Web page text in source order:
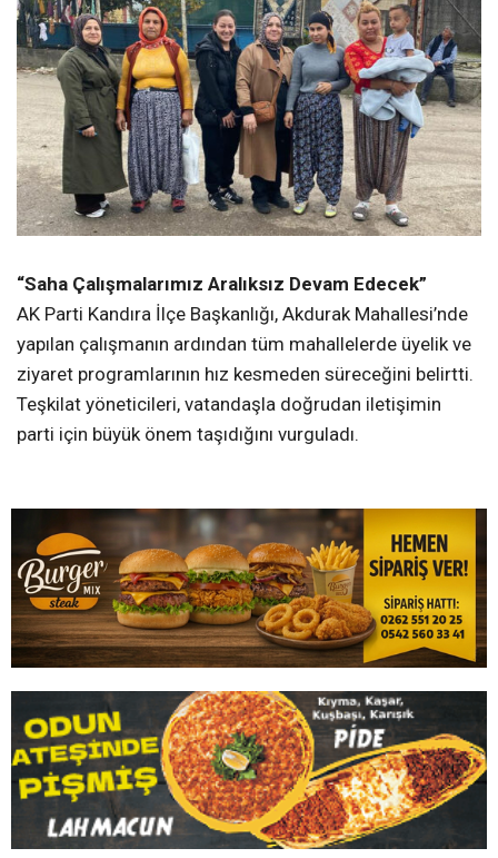
“Saha Çalışmalarımız Aralıksız Devam Edecek”
AK Parti Kandıra İlçe Başkanlığı, Akdurak Mahallesi’nde
yapılan çalışmanın ardından tüm mahallelerde üyelik ve
ziyaret programlarının hız kesmeden süreceğini belirtti.
Teşkilat yöneticileri, vatandaşla doğrudan iletişimin
parti için büyük önem taşıdığını vurguladı.